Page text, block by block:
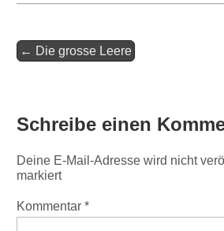
Artikel-
Navigation
← Die grosse Leere
Schreibe einen
Deine E-Mail-Adresse wird nicht
markiert
Kommentar *